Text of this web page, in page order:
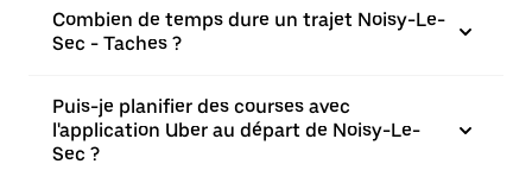
Combien de temps dure un trajet Noisy-Le-
Sec - Taches ?
Puis-je planifier des courses avec
l'application Uber au départ de Noisy-Le-
Sec ?